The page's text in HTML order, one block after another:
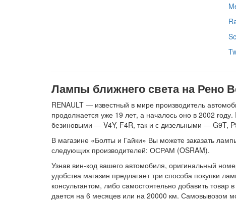
Лампы ближнего света на Рено
RENAULT — известный в мире производитель
продолжается уже 19 лет, а началось оно в 2002
безиновыми — V4Y, F4R, так и с дизельными — G9T,
В магазине «Болты и Гайки» Вы можете заказать
следующих производителей: ОСРАМ (OSRAM).
Узнав вин-код вашего автомобиля, оригинальный
удобства магазин предлагает три способа покупки
консультантом, либо самостоятельно добавить
дается на 6 месяцев или на 20000 км. Самовывозом